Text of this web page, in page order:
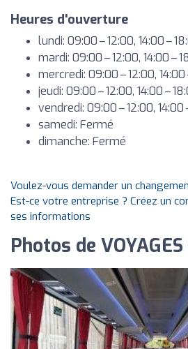
Heures d'ouverture
lundi: 09:00 – 12:00, 14:00 –
mardi: 09:00 – 12:00, 14:00 –
mercredi: 09:00 – 12:00, 14:00
jeudi: 09:00 – 12:00, 14:00 –
vendredi: 09:00 – 12:00, 14:00
samedi: Fermé
dimanche: Fermé
Voulez-vous demander un
Est-ce votre entreprise ? Créez un
ses informations
Photos de VOYAGES